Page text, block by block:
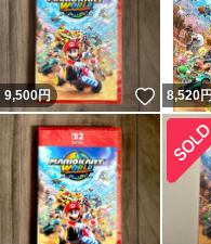
9,500円 いい
8,520